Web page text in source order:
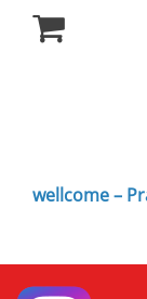
wellcome –